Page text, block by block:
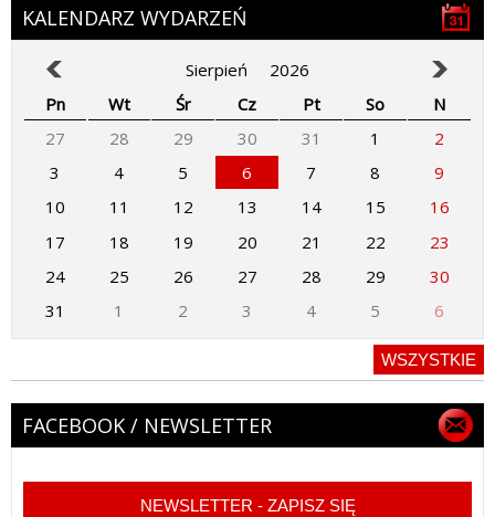
KALENDARZ WYDARZEŃ
Sierpień
2026
Pn
Wt Śr Cz Pt So
N
27
28 29 30 31 1
2
3
4 5 6 7 8
9
10
11 12 13 14 15
16
17
18 19 20 21 22
23
24
25 26 27 28 29
30
31
1 2 3 4 5 6
WSZYSTKIE
FACEBOOK / NEWSLETTER
NEWSLETTER - ZAPISZ SIĘ